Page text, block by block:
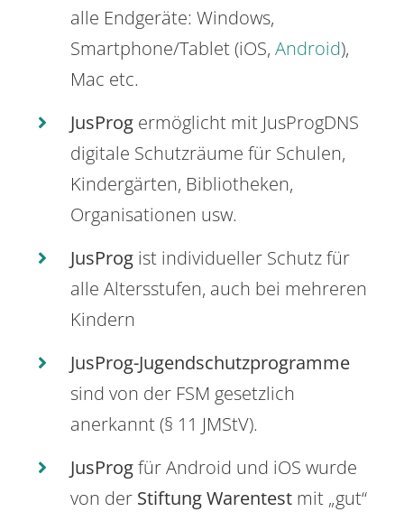
alle Endgeräte: Windows,
Smartphone/Tablet (iOS, Android),
Mac etc.
JusProg ermöglicht mit JusProgDNS
digitale Schutzräume für Schulen,
Kindergärten, Bibliotheken,
Organisationen usw.
JusProg ist individueller Schutz für
alle Altersstufen, auch bei mehreren
Kindern
JusProg-Jugendschutzprogramme
sind von der FSM gesetzlich
anerkannt (§ 11 JMStV).
JusProgfür Android und iOS wurde
von der Stiftung Warentest mit „gut“